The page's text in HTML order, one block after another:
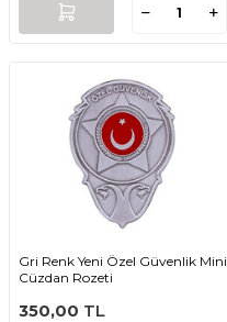
Gri Renk Yeni Özel Güvenlik Mini
Cüzdan Rozeti
350,00 TL